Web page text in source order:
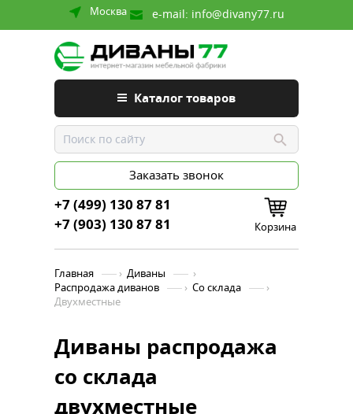
Москва e-mail: info@divany77.ru
Каталог товаров
Заказать звонок
+7 (499) 130 87 81
+7 (903) 130 87 81
Корзина
Главная › Диваны
›
Распродажа диванов
› Со склада
›
Двухместные
Диваны распродажа
со склада
двухместные